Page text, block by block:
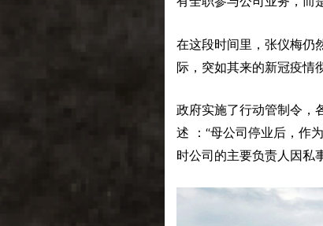
在这段时间里，张仪梅仍
际，突如其来的新冠疫情
政府实施了行动管制令，
述 ：“母公司停业后，作
时公司的主要负责人因私